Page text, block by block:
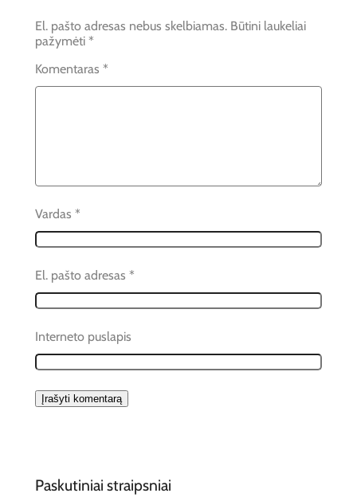
El. pašto adresas nebus skelbiamas. Būtini laukeliai
pažymėti *
Komentaras *
Vardas *
El. pašto adresas *
Interneto puslapis
Paskutiniai straipsniai